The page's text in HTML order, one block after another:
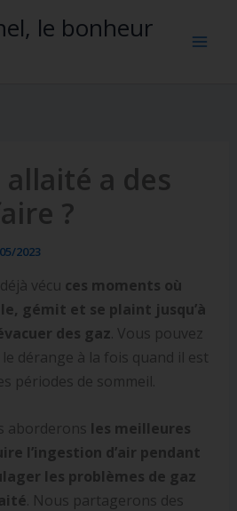
le bonheur
a des
?
2023
vécu ces moments où
gémit et se plaint jusqu’à
des gaz. Vous pouvez
dérange à la fois quand il est
périodes de sommeil.
aborderons les meilleures
l’ingestion d’air pendant
les problèmes de gaz
. Nous partagerons des